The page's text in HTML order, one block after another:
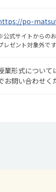
po-
公式サイトからの
レゼント対象外です
業形式について
お問い合わせく